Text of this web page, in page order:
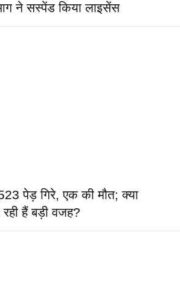
ने सस्पेंड किया लाइसेंस
पेड़ गिरे, एक की मौत; क्या
हैं बड़ी वजह?